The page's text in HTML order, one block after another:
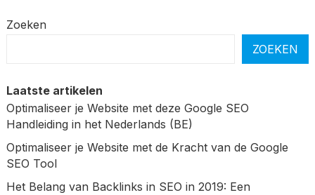
Zoeken
ZOEKEN
Laatste artikelen
Optimaliseer je Website met deze Google SEO
Handleiding in het Nederlands (BE)
Optimaliseer je Website met de Kracht van de Google
SEO Tool
Het Belang van Backlinks in SEO in 2019: Een